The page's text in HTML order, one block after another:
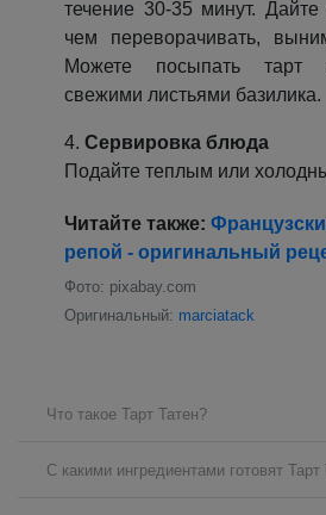
течение 30-35 минут.
чем переворачивать,
Можете посыпать тарт
свежими листьями базилика.
4. Сервировка блюда
Подайте теплым или
Читайте также:
репой - оригинальный
Фото: pixabay.com
Оригинальный: marciatack
Что такое Тарт Татен?
С какими ингредиентами готовят Тарт